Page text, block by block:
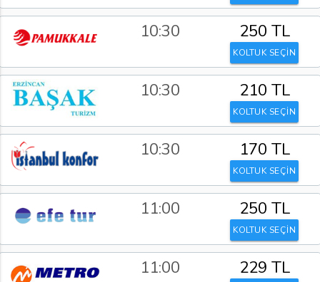
10:30 250 TL
KOLTUK SEÇİN
10:30 210 TL
KOLTUK SEÇİN
10:30 170 TL
KOLTUK SEÇİN
11:00 250 TL
KOLTUK SEÇİN
11:00 229 TL